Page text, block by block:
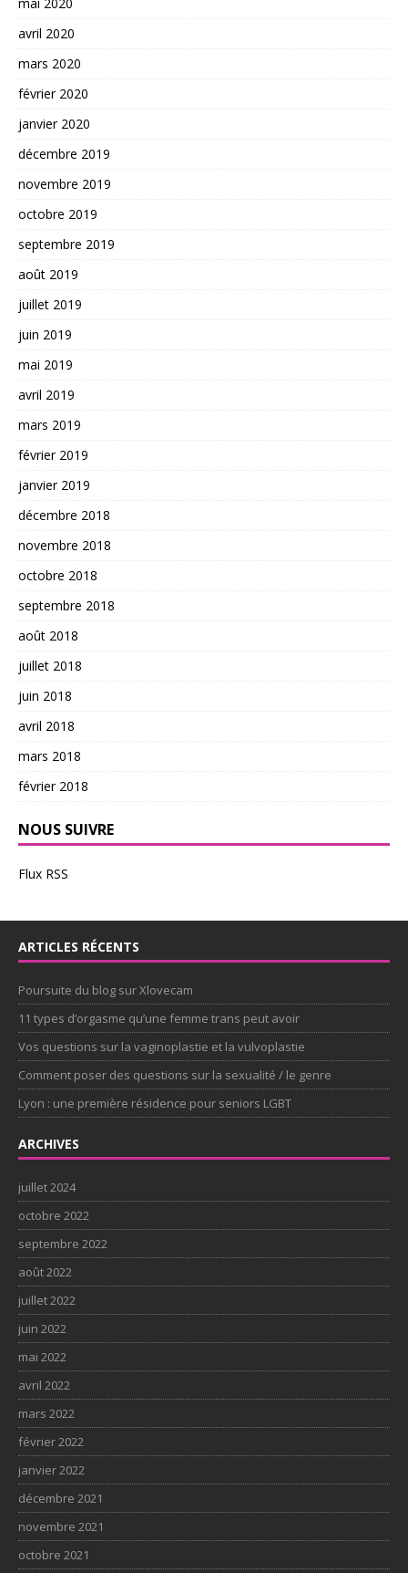
avril 2020
mars 2020
février 2020
janvier 2020
décembre 2019
novembre 2019
octobre 2019
septembre 2019
août 2019
juillet 2019
juin 2019
mai 2019
avril 2019
mars 2019
février 2019
janvier 2019
décembre 2018
novembre 2018
octobre 2018
septembre 2018
août 2018
juillet 2018
juin 2018
avril 2018
mars 2018
février 2018
NOUS SUIVRE
Flux RSS
ARTICLES RÉCENTS
Poursuite du blog sur Xlovecam
11 types d’orgasme qu’une femme trans peut avoir
Vos questions sur la vaginoplastie et la vulvoplastie
Comment poser des questions sur la sexualité / le genre
Lyon : une première résidence pour seniors LGBT
ARCHIVES
juillet 2024
octobre 2022
septembre 2022
août 2022
juillet 2022
juin 2022
mai 2022
avril 2022
mars 2022
février 2022
janvier 2022
décembre 2021
novembre 2021
octobre 2021